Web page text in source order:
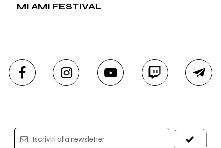
MI AMI FESTIVAL
Iscriviti alla newsletter